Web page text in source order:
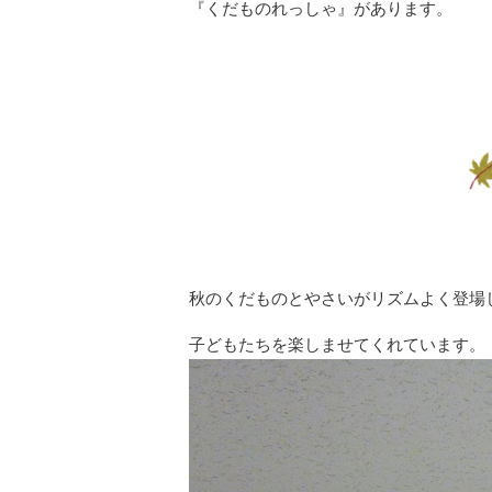
『くだものれっしゃ』があります。
秋のくだものとやさいがリズムよく登場
子どもたちを楽しませてくれています。